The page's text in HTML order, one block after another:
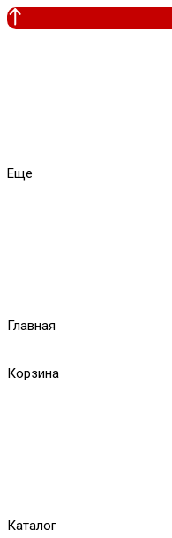
Еще
Главная
Корзина
Каталог